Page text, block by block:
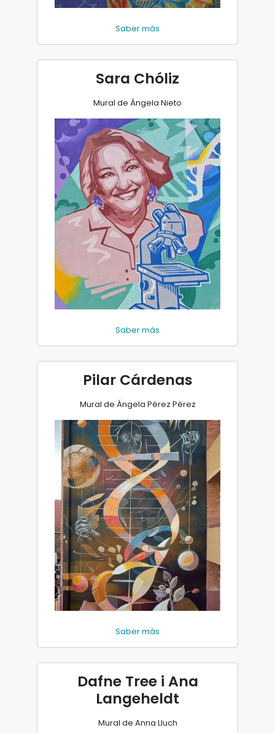
Saber más
Sara Chóliz
Mural de Ángela Nieto
Saber más
Pilar Cárdenas
Mural de Ángela Pérez Pérez
Saber más
Dafne Tree i Ana
Langeheldt
Mural de Anna Lluch